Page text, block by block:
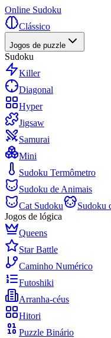
Online Sudoku
Clássico
Jogos de puzzle
Sudoku
Killer
Diagonal
Hyper
Jigsaw
Samurai
Mini
Sudoku Termômetro
Sudoku de Animais
Cat Sudoku
Sudoku
Jogos de lógica
Queens
Star Battle
Caminho Numérico
Futoshiki
Arranha-céus
Hitori
Puzzle Binário